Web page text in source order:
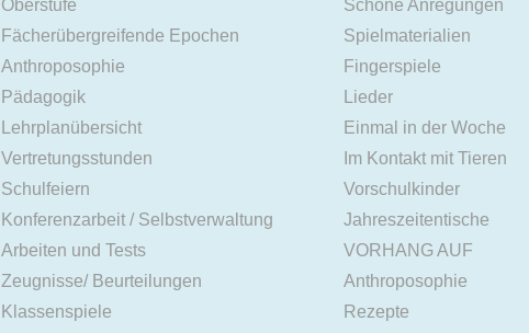
Oberstufe
Fächerübergreifende Epochen
Anthroposophie
Pädagogik
Lehrplanübersicht
Vertretungsstunden
Schulfeiern
Konferenzarbeit / Selbstverwaltung
Arbeiten und Tests
Zeugnisse/ Beurteilungen
Klassenspiele
Schöne Anregungen
Spielmaterialien
Fingerspiele
Lieder
Einmal in der Woche
Im Kontakt mit Tieren
Vorschulkinder
Jahreszeitentische
VORHANG AUF
Anthroposophie
Rezepte